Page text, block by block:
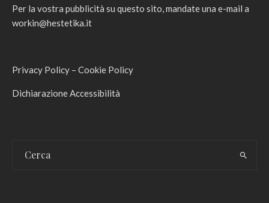
Per la vostra pubblicità su questo sito, mandate una e-mail a
workin@hestetika.it
Privacy Policy – Cookie Policy
Dichiarazione Accessibilità